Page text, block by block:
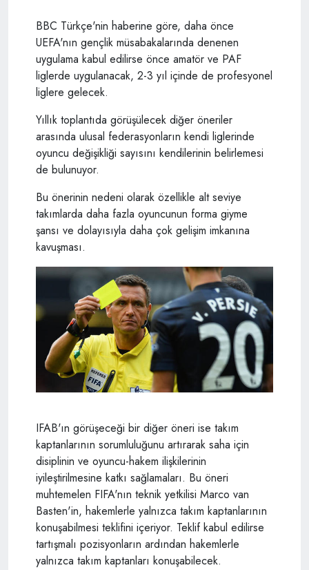
BBC Türkçe'nin haberine göre, daha önce
UEFA'nın gençlik müsabakalarında denenen
uygulama kabul edilirse önce amatör ve PAF
liglerde uygulanacak, 2-3 yıl içinde de profesyonel
liglere gelecek.
Yıllık toplantıda görüşülecek diğer öneriler
arasında ulusal federasyonların kendi liglerinde
oyuncu değişikliği sayısını kendilerinin belirlemesi
de bulunuyor.
Bu önerinin nedeni olarak özellikle alt seviye
takımlarda daha fazla oyuncunun forma giyme
şansı ve dolayısıyla daha çok gelişim imkanına
kavuşması.
IFAB'ın görüşeceği bir diğer öneri ise takım
kaptanlarının sorumluluğunu artırarak saha için
disiplinin ve oyuncu-hakem ilişkilerinin
iyileştirilmesine katkı sağlamaları. Bu öneri
muhtemelen FIFA'nın teknik yetkilisi Marco van
Basten'in, hakemlerle yalnızca takım kaptanlarının
konuşabilmesi teklifini içeriyor. Teklif kabul edilirse
tartışmalı pozisyonların ardından hakemlerle
yalnızca takım kaptanları konuşabilecek.